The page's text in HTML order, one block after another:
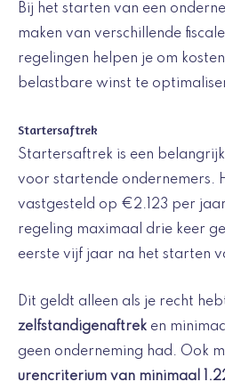
Bij het starten van een
maken van verschillende
regelingen helpen je om
belastbare winst te
Startersaftrek
Startersaftrek is een
voor startende ondernemers.
vastgesteld op €2.123 per
regeling maximaal drie keer
eerste vijf jaar na het starten
Dit geldt alleen als je recht
zelfstandigenaftrek en
geen onderneming had. Ook
urencriterium van minimaal